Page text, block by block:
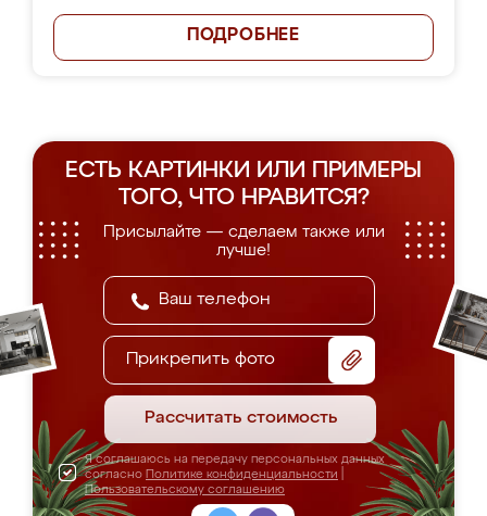
ПОДРОБНЕЕ
ЕСТЬ КАРТИНКИ ИЛИ ПРИМЕРЫ
ТОГО, ЧТО НРАВИТСЯ?
Присылайте — сделаем также или
лучше!
Прикрепить фото
Рассчитать стоимость
Я соглашаюсь на передачу персональных данных
согласно Политике конфиденциальности
Пользовательскому соглашению